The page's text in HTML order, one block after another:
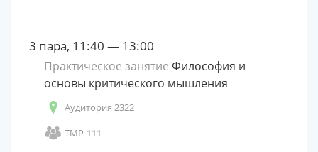
3 пара, 11:40 — 13:00
Практическое занятие Философия и
основы критического мышления
Аудитория 2322
ТМР-111